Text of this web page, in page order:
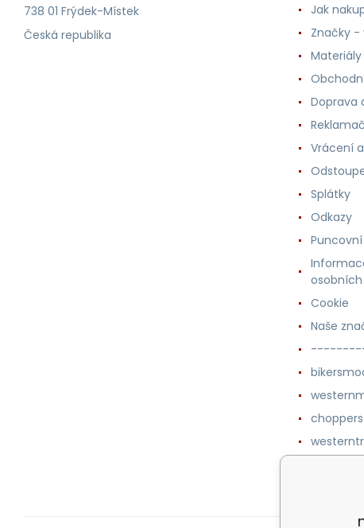
738 01 Frýdek-Místek
Česká republika
Jak
Značky -
Doprava
Vrácení
Splátky
Odkazy
Cookie
Naše